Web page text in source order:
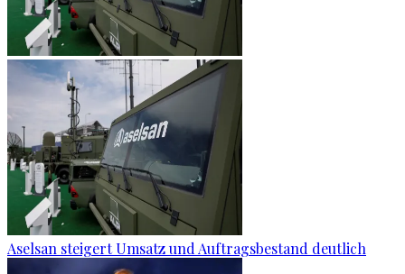
Aselsan steigert Umsatz und Auftragsbestand deutlich